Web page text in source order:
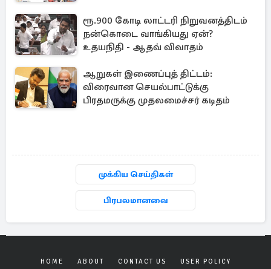
ரூ.900 கோடி லாட்டரி நிறுவனத்திடம்
நன்கொடை வாங்கியது ஏன்?
உதயநிதி - ஆதவ் விவாதம்
ஆறுகள் இணைப்புத் திட்டம்:
விரைவான செயல்பாட்டுக்கு
பிரதமருக்கு முதலமைச்சர் கடிதம்
முக்கிய செய்திகள்
பிரபலமானவை
HOME ABOUT CONTACT US USER POLICY